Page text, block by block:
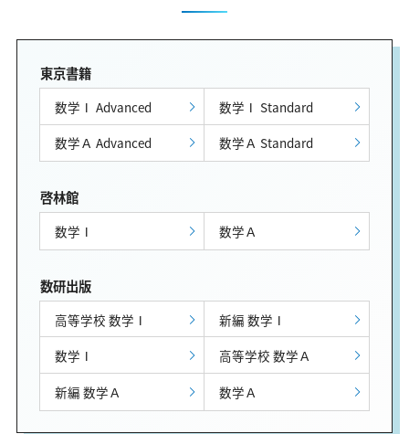
東京書籍
数学Ⅰ Advanced
数学Ⅰ Standard
数学Ａ Advanced
数学Ａ Standard
啓林館
数学Ⅰ 数学Ａ
数研出版
高等学校 数学Ⅰ
新編 数学Ⅰ
数学Ⅰ
高等学校 数学Ａ
新編 数学Ａ
数学Ａ